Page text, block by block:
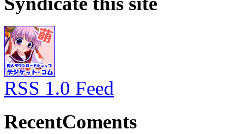
RSS 1.0 Feed
RecentComents